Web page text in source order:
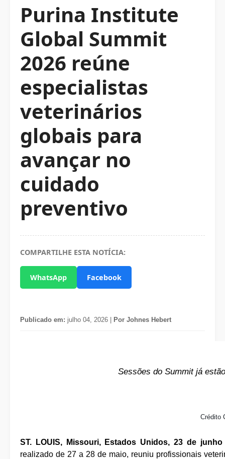
Purina Institute
Global Summit
2026 reúne
especialistas
veterinários
globais para
avançar no
cuidado
preventivo
COMPARTILHE ESTA NOTÍCIA:
WhatsApp Facebook
Publicado em: julho 04, 2026 | Por Johnes Hebert
Sessões do Summit já
Crédito
ST. LOUIS, Missouri, Estados Unidos, 23 de junho
realizado de 27 a 28 de maio, reuniu profissionais